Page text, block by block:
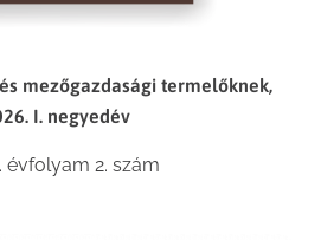
mezőgazdasági termelőknek,
I. negyedév
évfolyam 2. szám